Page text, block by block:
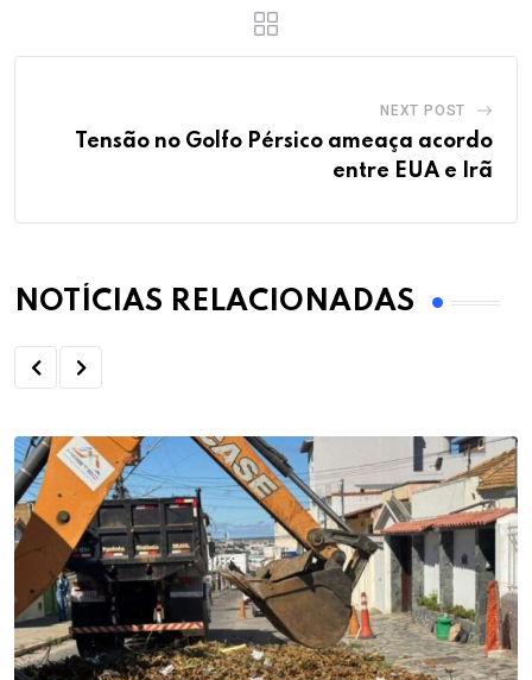
NEXT POST
Tensão no Golfo Pérsico ameaça acordo
entre EUA e Irã
NOTÍCIAS RELACIONADAS